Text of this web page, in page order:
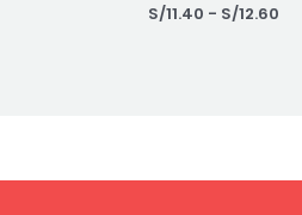
S/11.40 - S/12.60